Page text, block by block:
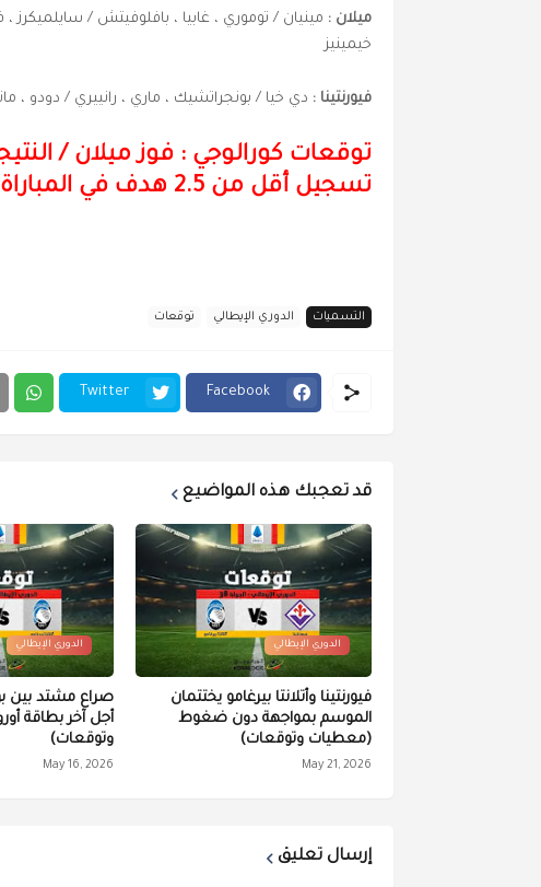
ميلان : مينيان / توموري ، غابيا ، بافلوفيتش / سايلميكرز
خيمينيز
فيورنتينا : دي خيا / بونجراتشيك ، ماري ، رانييري / دودو ،
توقعات كورالوجي : فوز ميلان/
تسجيل أقل من 2.5 هدف في المباراة
التسميات الدوري الإيطالي توقعات
Facebook
Twitter
قد تعجبك هذه المواضيع
الدوري الإيطالي
فيورنتينا وأتلانتا بيرغامو يختتمان
الموسم بمواجهة دون ضغوط
(معطيات وتوقعات)
May 21, 2026
الدوري الإيطالي
صراع مشتد بين
أجل آخر بطاقة
وتوقعات)
May 16, 2026
إرسال تعليق